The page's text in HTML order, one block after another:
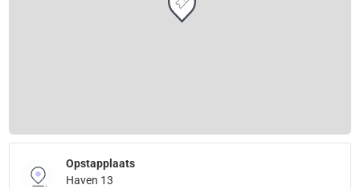
Opstapplaats
Haven 13